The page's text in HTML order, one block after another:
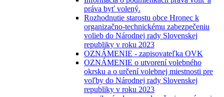
práva byť volený.
Rozhodnutie starostu obce Hronec k
organizačno-technickému zabezpečeniu
volieb do Národnej rady Slovenskej
republiky v roku 2023
OZNÁMENIE - zapisovateľka OVK
OZNÁMENIE o utvorení volebného
okrsku a o určení volebnej miestnosti pre
voľby do Národnej rady Slovenskej
republiky v roku 2023